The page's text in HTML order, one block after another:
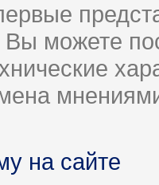
Вы можете
на сайте